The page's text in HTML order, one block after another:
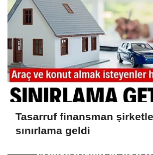
Tasarruf finansman
sınırlama geldi